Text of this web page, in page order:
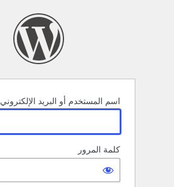
اسم المستخدم أو البريد الإلكتروني
كلمة المرور